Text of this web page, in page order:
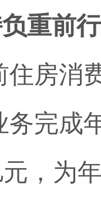
重前
住房消
务完成
，为